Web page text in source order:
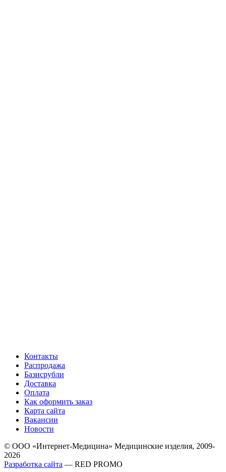
Контакты
Распродажа
Базисрубли
Доставка
Оплата
Как оформить заказ
Карта сайта
Вакансии
Новости
© ООО «Интернет-Медицина» Медицинские изделия, 2009-
2026
Разработка сайта — RED PROMO